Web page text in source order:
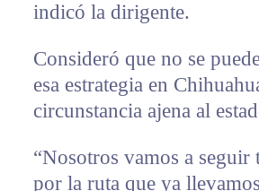
indicó la dirigente.
Consideró que no se
esa estrategia en
circunstancia ajena al
“Nosotros vamos a seguir
por la ruta que ya